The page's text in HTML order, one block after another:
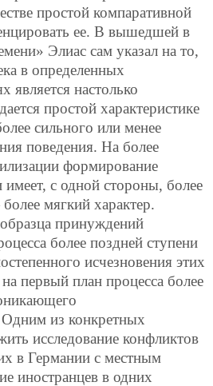
простой компаративной
ее. В вышедшей в
Элиас сам указал на то,
в определенных
является настолько
простой характеристике
сильного или менее
поведения. На более
формирование
с одной стороны, более
мягкий характер.
принуждений
более поздней ступени
исчезновения этих
первый план процесса более
из конкретных
исследование конфликтов
в Германии с местным
иностранцев в одних